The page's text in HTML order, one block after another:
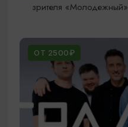
зрителя «Молодежный»
ОТ 2500₽